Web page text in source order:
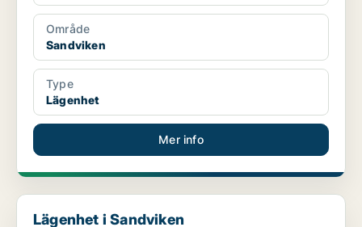
Område
Sandviken
Type
Lägenhet
Mer info
Lägenhet i Sandviken
Lägenhet i Sandviken